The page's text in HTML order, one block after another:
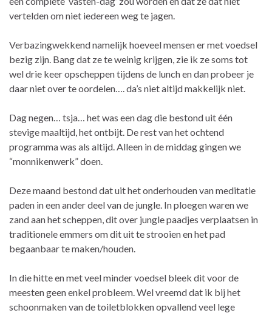
vertelden om niet iedereen weg te jagen.
Verbazingwekkend namelijk hoeveel mensen er met voedsel
bezig zijn. Bang dat ze te weinig krijgen, zie ik ze soms tot
wel drie keer opscheppen tijdens de lunch en dan probeer je
daar niet over te oordelen…. da’s niet altijd makkelijk niet.
Dag negen… tsja… het was een dag die bestond uit één
stevige maaltijd, het ontbijt. De rest van het ochtend
programma was als altijd. Alleen in de middag gingen we
“monnikenwerk” doen.
Deze maand bestond dat uit het onderhouden van meditatie
paden in een ander deel van de jungle. In ploegen waren we
zand aan het scheppen, dit over jungle paadjes verplaatsen in
traditionele emmers om dit uit te strooien en het pad
begaanbaar te maken/houden.
In die hitte en met veel minder voedsel bleek dit voor de
meesten geen enkel probleem. Wel vreemd dat ik bij het
schoonmaken van de toiletblokken opvallend veel lege